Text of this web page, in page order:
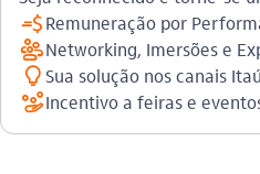
cobrancaRemuneração por
lideranca_outlineNetworking, Imersões e
inovacao_outline Sua solução nos canais Itaú
gestao_de_crises_outlineIncentivo a feiras e